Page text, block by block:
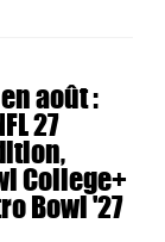
août :
27
College+
Bowl '27